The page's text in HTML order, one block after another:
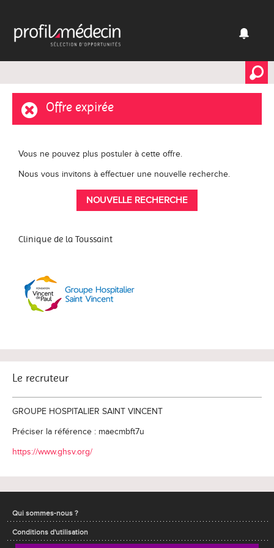
Offre expirée
Vous ne pouvez plus postuler à cette offre.
Nous vous invitons à effectuer une nouvelle recherche.
NOUVELLE RECHERCHE
Clinique de la Toussaint
Le recruteur
GROUPE HOSPITALIER SAINT VINCENT
Préciser la référence : maecmbft7u
https://www.ghsv.org/
Qui sommes-nous ?
Conditions d'utilisation